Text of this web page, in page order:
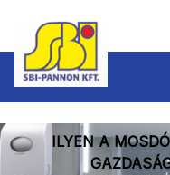
ILYEN A